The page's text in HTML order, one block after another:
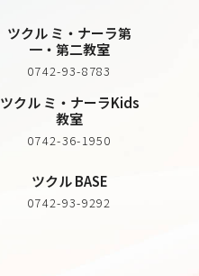
ツクル ミ・ナーラKids
教室
0742-36-1950
ツクル ミ・ナーラ第
一・第二教室
0742-93-8783
ツクル BASE
0742-93-9292